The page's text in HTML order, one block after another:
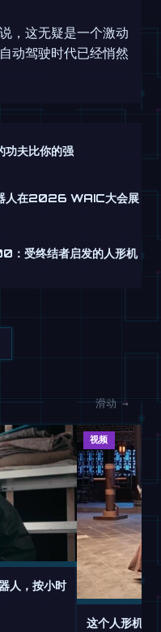
，这无疑是一个激动
动驾驶时代已经悄然
功夫比你的强
人在2026 WAIC大会展
受终结者启发的人形机
滑动 →
人，按小时
视频
这个人形机器